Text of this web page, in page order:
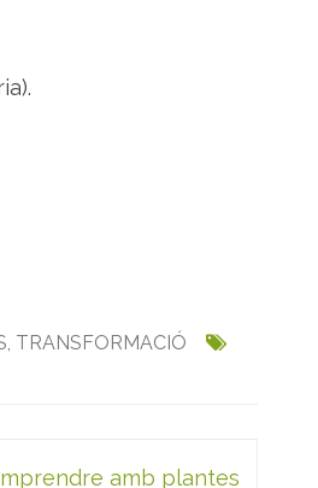
, TRANSFORMACIÓ
amb plantes